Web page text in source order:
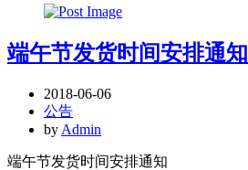
端午节发货时间安排通知
2018-06-06
公告
by Admin
端午节发货时间安排通知